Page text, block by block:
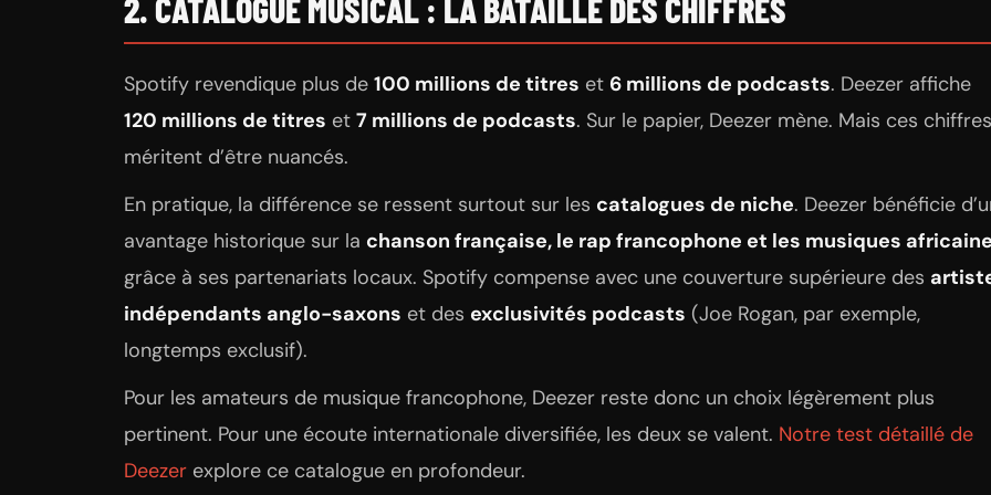
2. CATALOGUE MUSICAL : LA BATAILLE DES CHIFFRES
Spotify revendique plus de 100 millions de titres et 6 millions de podcasts. Deezer affiche
120 millions de titres et 7 millions de podcasts. Sur le papier, Deezer mène. Mais ces chiffres
méritent d’être nuancés.
En pratique, la différence se ressent surtout sur les catalogues de niche. Deezer bénéficie
avantage historique sur la chanson française, le rap francophone et les musiques
grâce à ses partenariats locaux. Spotify compense avec une couverture supérieure des
indépendants anglo-saxons et des exclusivités podcasts (Joe Rogan, par exemple,
longtemps exclusif).
Pour les amateurs de musique francophone, Deezer reste donc un choix légèrement plus
pertinent. Pour une écoute internationale diversifiée, les deux se valent. Notre test détaillé de
Deezer explore ce catalogue en profondeur.